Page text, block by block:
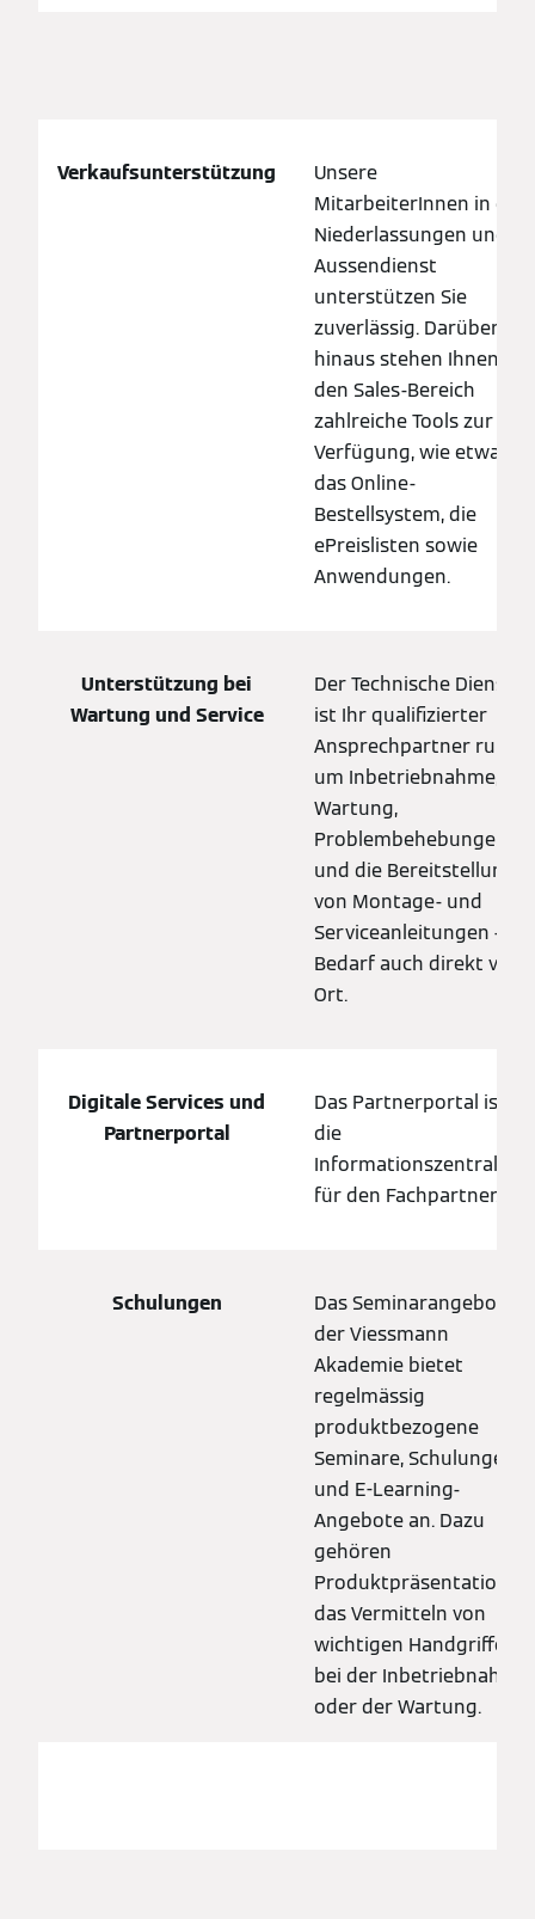
Verkaufsunterstützung
Unsere
MitarbeiterInnen in den
Niederlassungen und im
Aussendienst
unterstützen Sie
zuverlässig. Darüber
hinaus stehen Ihnen für
den Sales-Bereich
zahlreiche Tools zur
Verfügung, wie etwa
das Online-
Bestellsystem, die
ePreislisten sowie
Anwendungen.
Unterstützung bei
Wartung und Service
Der Technische Dienst
ist Ihr qualifizierter
Ansprechpartner rund
um Inbetriebnahme,
Wartung,
Problembehebungen
und die Bereitstellung
von Montage- und
Serviceanleitungen – bei
Bedarf auch direkt vor
Ort.
Digitale Services und
Partnerportal
Das Partnerportal ist
die
Informationszentrale
für den Fachpartner.
Schulungen
Das Seminarangebot
der Viessmann
Akademie bietet
regelmässig
produktbezogene
Seminare, Schulungen
und E-Learning-
Angebote an. Dazu
gehören
Produktpräsentationen,
das Vermitteln von
wichtigen Handgriffen
bei der Inbetriebnahme
oder der Wartung.